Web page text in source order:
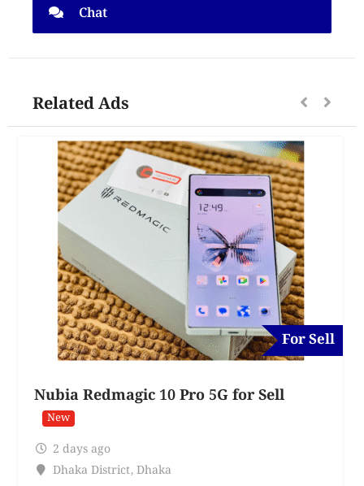
Chat
Related Ads
For Sell
Nubia Redmagic 10 Pro 5G for Sell
New
2 days ago
Dhaka District, Dhaka